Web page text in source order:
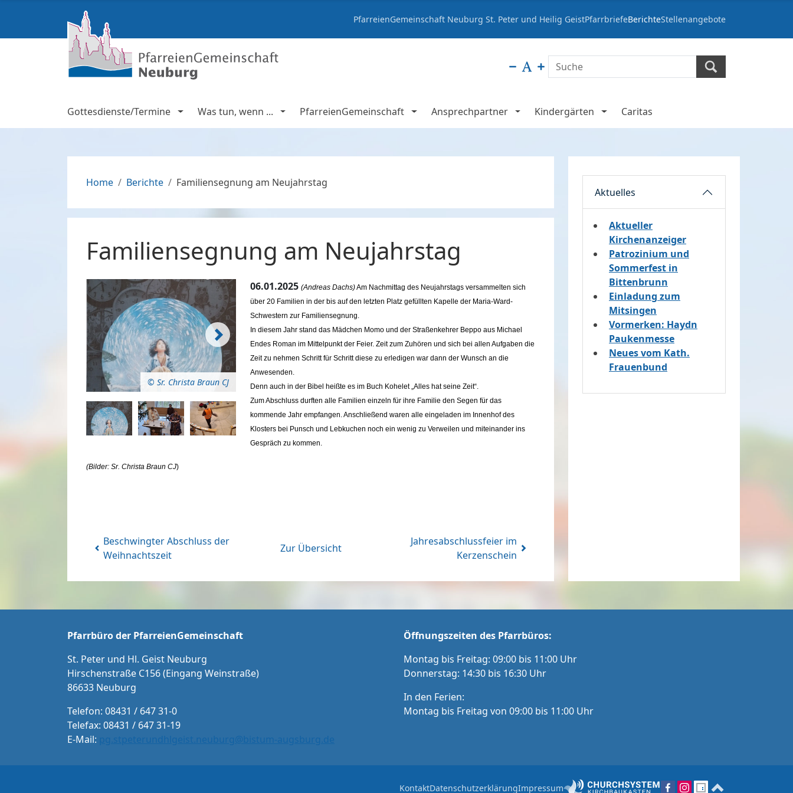
PfarreienGemeinschaft Neuburg St. Peter und Heilig GeistPfarrbriefeBerichteStellenangebote
Gottesdienste/Termine Was tun, wenn ... PfarreienGemeinschaft Ansprechpartner Kindergärten Caritas
Home Berichte Familiensegnung am Neujahrstag
Familiensegnung am Neujahrstag
© Sr. Christa Braun CJ © Sr. Christa Braun CJ © Sr. Christa Braun CJ
06.01.2025 (Andreas Dachs)Am Nachmittag des Neujahrstags versammelten sich
über 20 Familien in der bis auf den letzten Platz gefüllten Kapelle der Maria-Ward-
Schwestern zur Familiensegnung.
In diesem Jahr stand das Mädchen Momo und der Straßenkehrer Beppo aus Michael
Endes Roman im Mittelpunkt der Feier. Zeit zum Zuhören und sich bei allen Aufgaben die
Zeit zu nehmen Schritt für Schritt diese zu erledigen war dann der Wunsch an die
Anwesenden.
Denn auch in der Bibel heißte es im Buch Kohelet „Alles hat seine Zeit“.
Zum Abschluss durften alle Familien einzeln für ihre Familie den Segen für das
kommende Jahr empfangen. Anschließend waren alle eingeladen im Innenhof des
Klosters bei Punsch und Lebkuchen noch ein wenig zu Verweilen und miteinander ins
Gespräch zu kommen.
(Bilder: Sr. Christa Braun CJ)
Beschwingter Abschluss der
Weihnachtszeit
Zur Übersicht
Jahresabschlussfeier im
Kerzenschein
Aktuelles
Aktueller
Kirchenanzeiger
Patrozinium und
Sommerfest in
Bittenbrunn
Einladung zum
Mitsingen
Vormerken: Haydn
Paukenmesse
Neues vom Kath.
Frauenbund
Pfarrbüro der PfarreienGemeinschaft
St. Peter und Hl. Geist Neuburg
Hirschenstraße C156 (Eingang Weinstraße)
86633 Neuburg
Telefon: 08431 / 647 31-0
Telefax: 08431 / 647 31-19
E-Mail: pg.stpeterundhlgeist.neuburg@bistum-augsburg.de
Öffnungszeiten des Pfarrbüros:
Montag bis Freitag: 09:00 bis 11:00 Uhr
Donnerstag: 14:30 bis 16:30 Uhr
In den Ferien:
Montag bis Freitag von 09:00 bis 11:00 Uhr
KontaktDatenschutzerklärungImpressum